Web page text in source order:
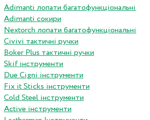
Adimanti лопати багатофункціональні
Adimanti сокири
Nextorch лопати багатофункціональні
Сivivi тактичні ручки
Boker Plus тактичні ручки
Skif інструменти
Due Cigni інструменти
Fix it Sticks інструменти
Сold Steel інструменти
Active інструменти